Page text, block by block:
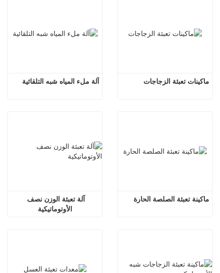
آلة ملء المياه شبه التلقائية ماكينات تعبئة الزجاجات
الأوتوماتيكية
ماكينة تعبئة الصلصة الحارة